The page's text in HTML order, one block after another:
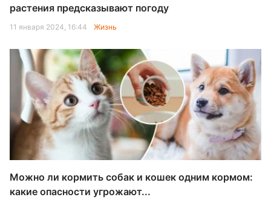
растения предсказывают погоду
11 января 2024, 16:44 Жизнь
Можно ли кормить собак и кошек одним кормом:
какие опасности угрожают...